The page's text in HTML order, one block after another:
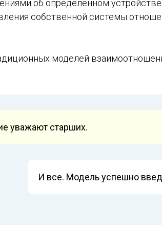
об определенном
собственной системы
моделей
уважают старших.
И все. Модель успешно